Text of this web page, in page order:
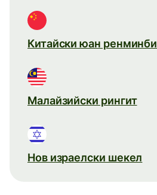
Китайски юан ренминби
Малайзийски рингит
Нов израелски шекел